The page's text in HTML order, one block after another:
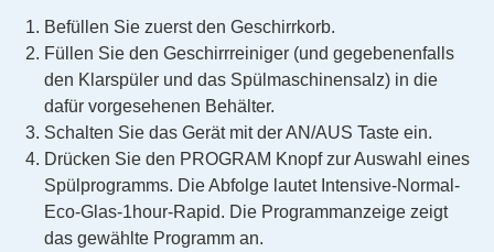
Befüllen Sie zuerst den Geschirrkorb.
Füllen Sie den Geschirrreiniger (und gegebenenfalls
den Klarspüler und das Spülmaschinensalz) in die
dafür vorgesehenen Behälter.
Schalten Sie das Gerät mit der AN/AUS Taste ein.
Drücken Sie den PROGRAM Knopf zur Auswahl eines
Spülprogramms. Die Abfolge lautet Intensive-Normal-
Eco-Glas-1hour-Rapid. Die Programmanzeige zeigt
das gewählte Programm an.